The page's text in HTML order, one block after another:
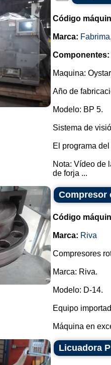
Código
Marca: Fabrima
Componentes:
Maquina:
Año de
Modelo: BP 5.
Sistema de
El programa
Nota: Vídeo de
de forja ...
Compresor
Código
Marca: Riva
Compresores
Marca: Riva.
Modelo: D-14.
Equipo
Máquina en
Licuadora